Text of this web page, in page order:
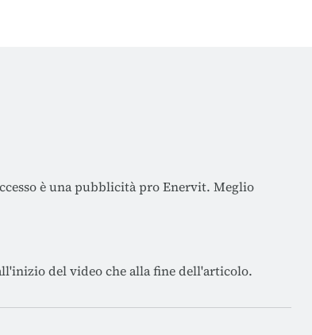
è una pubblicità pro Enervit. Meglio
del video che alla fine dell'articolo.